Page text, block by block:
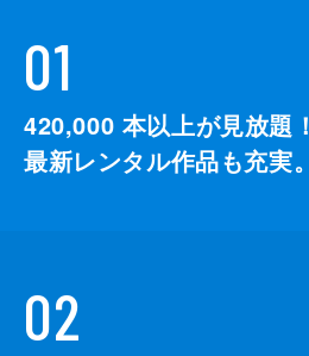
01
420,000 本以上が見放題！
最新レンタル作品も充実。
02